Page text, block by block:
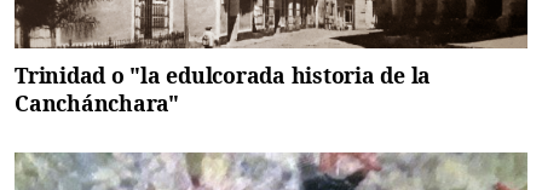
Trinidad o "la edulcorada historia de la
Canchánchara"